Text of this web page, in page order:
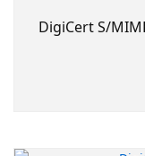
DigiCert S/